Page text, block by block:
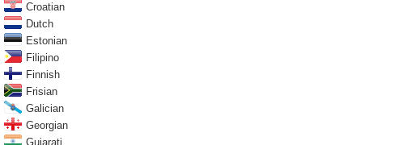
Croatian
Dutch
Estonian
Filipino
Finnish
Frisian
Galician
Georgian
Gujarati